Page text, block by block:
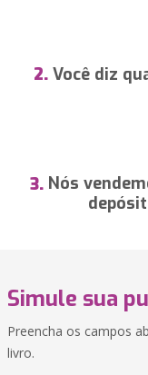
2. Você diz
3. Nós
Simule sua
Preencha os campos
livro.